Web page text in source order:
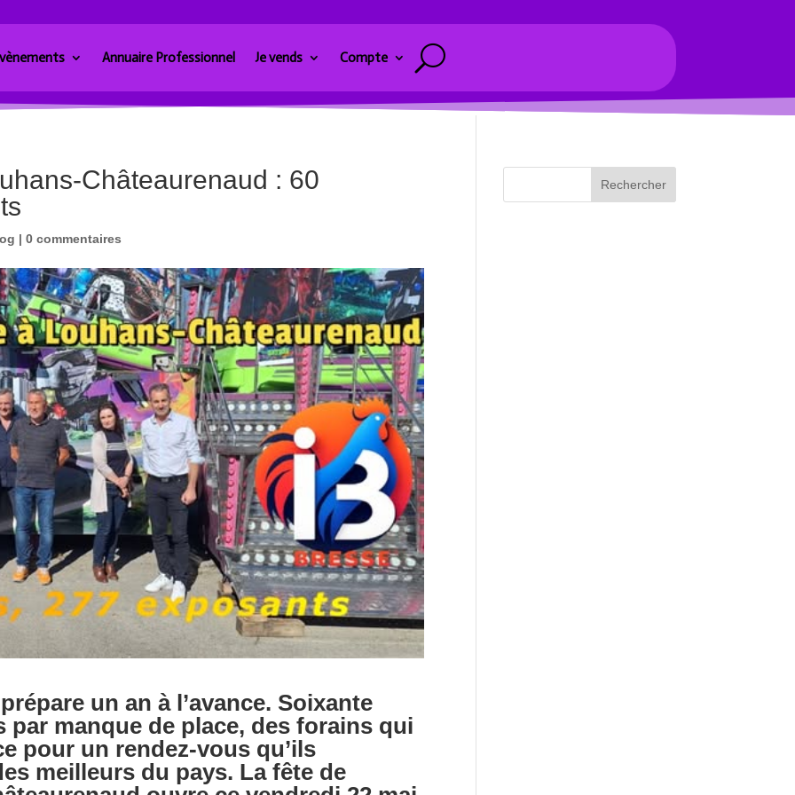
Annuaire Professionnel Je vends Compte
Châteaurenaud : 60
|0 commentaires
un an à l’avance. Soixante
par manque de place, des forains qui
pour un rendez-vous qu’ils
meilleurs du pays. La fête de
Rechercher